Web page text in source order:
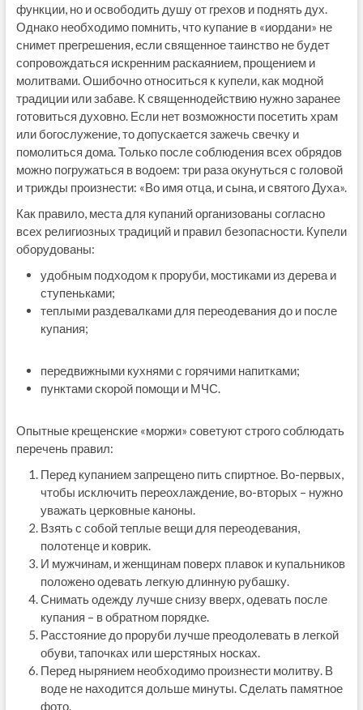
функции, но и освободить душу от грехов и поднять дух.
Однако необходимо помнить, что купание в «иордани» не
снимет прегрешения, если священное таинство не будет
сопровождаться искренним раскаянием, прощением и
молитвами. Ошибочно относиться к купели, как модной
традиции или забаве. К священнодействию нужно заранее
готовиться духовно. Если нет возможности посетить храм
или богослужение, то допускается зажечь свечку и
помолиться дома. Только после соблюдения всех обрядов
можно погружаться в водоем: три раза окунуться с головой
и трижды произнести: «Во имя отца, и сына, и святого Духа».
Как правило, места для купаний организованы согласно
всех религиозных традиций и правил безопасности. Купели
оборудованы:
удобным подходом к проруби, мостиками из дерева и
ступеньками;
теплыми раздевалками для переодевания до и после
купания;
передвижными кухнями с горячими напитками;
пунктами скорой помощи и МЧС.
Опытные крещенские «моржи» советуют строго соблюдать
перечень правил:
Перед купанием запрещено пить спиртное. Во-первых,
чтобы исключить переохлаждение, во-вторых – нужно
уважать церковные каноны.
Взять с собой теплые вещи для переодевания,
полотенце и коврик.
И мужчинам, и женщинам поверх плавок и купальников
положено одевать легкую длинную рубашку.
Снимать одежду лучше снизу вверх, одевать после
купания – в обратном порядке.
Расстояние до проруби лучше преодолевать в легкой
обуви, тапочках или шерстяных носках.
Перед нырянием необходимо произнести молитву. В
воде не находится дольше минуты. Сделать памятное
фото.